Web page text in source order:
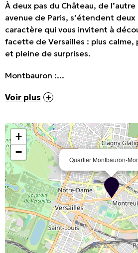
À deux pas du Château, de
avenue de Paris, s’étendent
caractère qui vous invitent à
facette de Versailles : plus
et pleine de surprises.
Montbauron :...
Voir plus
Quartier Montbauron-
+
−